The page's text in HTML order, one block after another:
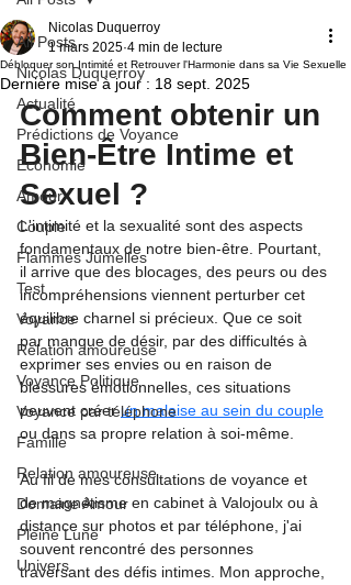
All Posts
Nicolas Duquerroy
Actualité
Prédictions de Voyance
Economie
Amour
Couple
Flammes Jumelles
Test
Voyance
Relation amoureuse
Voyance Politique
Voyance par téléphone
Famille
Relation amoureuse
Domaine Amour
Pleine Lune
Univers
Débloquer son Intimité et Retrouver l'Harmonie dans sa Vie Sexuelle
Nicolas Duquerroy
1 mars 2025 4 min de lecture
Dernière mise à jour : 18 sept. 2025
Comment obtenir un
Bien-Être Intime et
Sexuel ?
L'intimité et la sexualité sont des aspects
fondamentaux de notre bien-être. Pourtant,
il arrive que des blocages, des peurs ou des
incompréhensions viennent perturber cet
équilibre charnel si précieux. Que ce soit
par manque de désir, par des difficultés à
exprimer ses envies ou en raison de
blessures émotionnelles, ces situations
peuvent créer un malaise au sein du couple
ou dans sa propre relation à soi-même.
Au fil de mes consultations de voyance et
de magnétisme en cabinet à Valojoulx ou à
distance sur photos et par téléphone, j'ai
souvent rencontré des personnes
traversant des défis intimes. Mon approche,